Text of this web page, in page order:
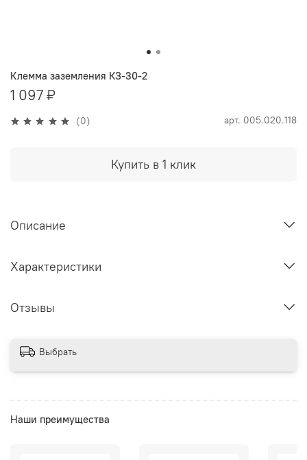
(0) арт. 005.020.118
Клемма заземления КЗ-30-2
1 097 ₽
Купить в 1 клик
Описание
Характеристики
Отзывы
Выбрать
Наши преимущества